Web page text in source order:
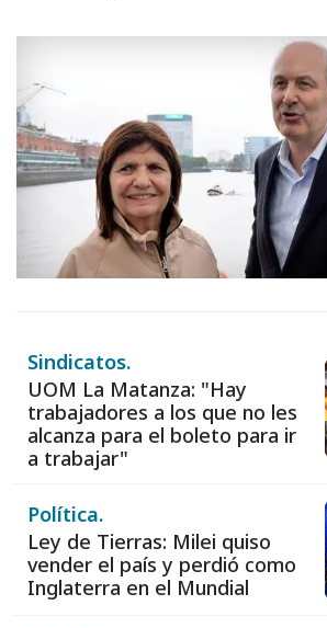
Sindicatos.
UOM La Matanza: "Hay
trabajadores a los que no les
alcanza para el boleto para ir
a trabajar"
Política.
Ley de Tierras: Milei quiso
vender el país y perdió como
Inglaterra en el Mundial